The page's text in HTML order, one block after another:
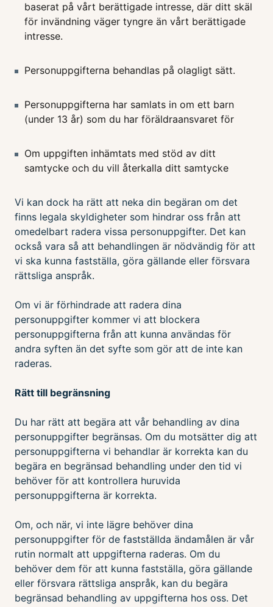
baserat på vårt berättigade intresse, där ditt skäl
för invändning väger tyngre än vårt berättigade
intresse.
Personuppgifterna behandlas på olagligt sätt.
Personuppgifterna har samlats in om ett barn
(under 13 år) som du har föräldraansvaret för
Om uppgiften inhämtats med stöd av ditt
samtycke och du vill återkalla ditt samtycke
Vi kan dock ha rätt att neka din begäran om det
finns legala skyldigheter som hindrar oss från att
omedelbart radera vissa personuppgifter. Det kan
också vara så att behandlingen är nödvändig för att
vi ska kunna fastställa, göra gällande eller försvara
rättsliga anspråk.
Om vi är förhindrade att radera dina
personuppgifter kommer vi att blockera
personuppgifterna från att kunna användas för
andra syften än det syfte som gör att de inte kan
raderas.
Rätt till begränsning
Du har rätt att begära att vår behandling av dina
personuppgifter begränsas. Om du motsätter dig att
personuppgifterna vi behandlar är korrekta kan du
begära en begränsad behandling under den tid vi
behöver för att kontrollera huruvida
personuppgifterna är korrekta.
Om, och när, vi inte lägre behöver dina
personuppgifter för de fastställda ändamålen är vår
rutin normalt att uppgifterna raderas. Om du
behöver dem för att kunna fastställa, göra gällande
eller försvara rättsliga anspråk, kan du begära
begränsad behandling av uppgifterna hos oss. Det